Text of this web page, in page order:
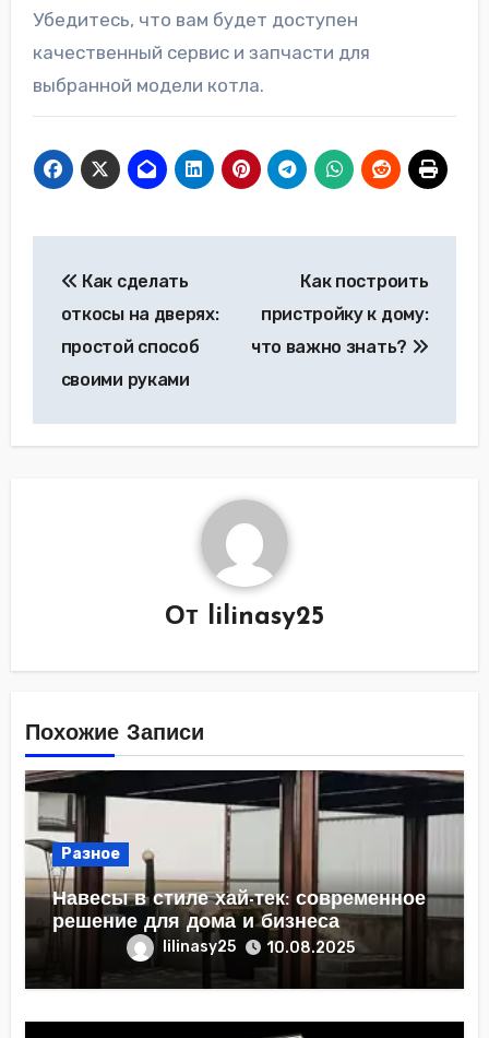
Убедитесь, что вам будет доступен
качественный сервис и запчасти для
выбранной модели котла.
по
записям
Как сделать
откосы на дверях:
простой способ
своими руками
Как построить
пристройку к дому:
что важно знать?
От lilinasy25
Похожие Записи
Разное
Навесы в стиле хай-тек: современное
решение для дома и бизнеса
lilinasy25 10.08.2025